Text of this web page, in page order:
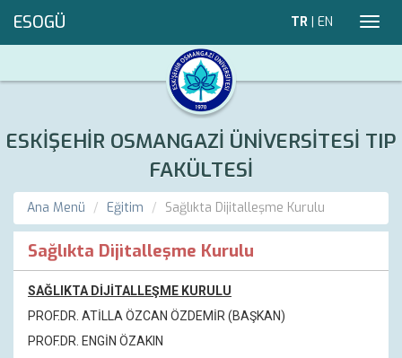
ESOGÜ TR | EN
ESKİŞEHİR OSMANGAZİ ÜNİVERSİTESİ TIP
FAKÜLTESİ
Ana Menü Eğitim Sağlıkta Dijitalleşme Kurulu
Sağlıkta Dijitalleşme Kurulu
SAĞLIKTA DİJİTALLEŞME KURULU
PROF.DR. ATİLLA ÖZCAN ÖZDEMİR (BAŞKAN)
PROF.DR. ENGİN ÖZAKIN